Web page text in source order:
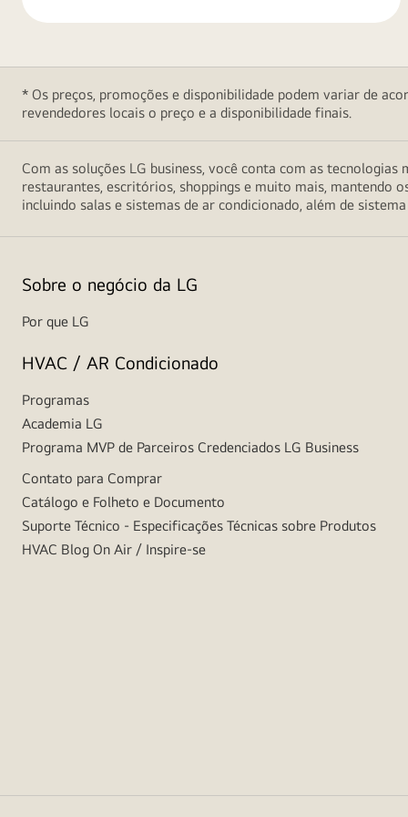
um
minimalista
* Os preços, promoções e disponibilidade podem variar de
revendedores locais o preço e a disponibilidade finais.
Com as soluções LG business, você conta com as
restaurantes, escritórios, shoppings e muito mais, mantendo
incluindo salas e sistemas de ar condicionado, além de
Sobre o negócio da LG
Por que LG
HVAC / AR Condicionado
Programas
Academia LG
Programa MVP de Parceiros Credenciados LG Business
Contato para Comprar
Catálogo e Folheto e Documento
Suporte Técnico - Especificações Técnicas sobre Produtos
HVAC Blog On Air / Inspire-se